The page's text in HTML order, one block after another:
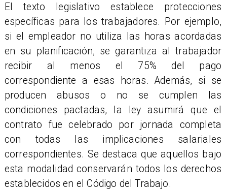
El texto legislativo establece protecciones
específicas para los trabajadores. Por ejemplo,
si el empleador no utiliza las horas acordadas
en su planificación, se garantiza al trabajador
recibir al menos el 75% del pago
correspondiente a esas horas. Además, si se
producen abusos o no se cumplen las
condiciones pactadas, la ley asumirá que el
contrato fue celebrado por jornada completa
con todas las implicaciones salariales
correspondientes. Se destaca que aquellos bajo
esta modalidad conservarán todos los derechos
establecidos en el Código del Trabajo.